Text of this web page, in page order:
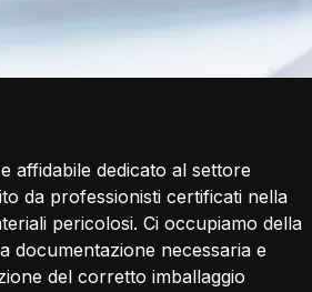
affidabile dedicato al settore
da professionisti certificati nella
pericolosi. Ci occupiamo della
documentazione necessaria e
del corretto imballaggio